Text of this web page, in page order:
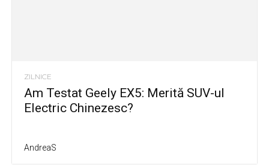
ZILNICE
Am Testat Geely EX5: Merită SUV-ul
Electric Chinezesc?
AndreaS